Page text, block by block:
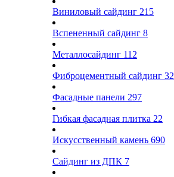
Виниловый сайдинг 215
Вспененный сайдинг 8
Металлосайдинг 112
Фиброцементный сайдинг 32
Фасадные панели 297
Гибкая фасадная плитка 22
Искусственный камень 690
Сайдинг из ДПК 7